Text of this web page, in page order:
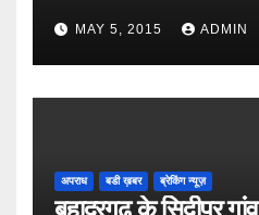
MAY 5, 2015 ADMIN
अपराध बडी ख़बर ब्रेकिंग न्यूज़